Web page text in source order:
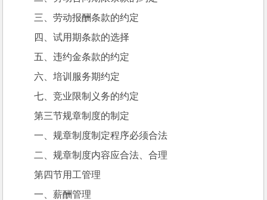
三、劳动报酬条款的约定
四、试用期条款的选择
五、违约金条款的约定
六、培训服务期约定
七、竞业限制义务的约定
第三节规章制度的制定
一、规章制度制定程序必须合法
二、规章制度内容应合法、合理
第四节用工管理
一、薪酬管理